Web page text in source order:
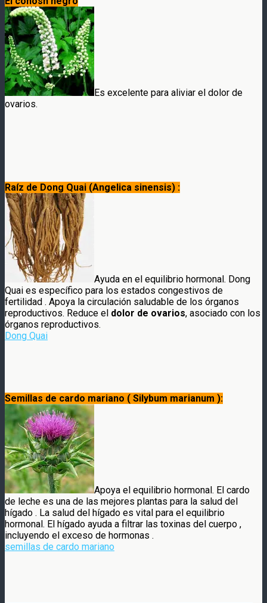
Es excelente para aliviar el dolor de
ovarios.
Raíz de Dong Quai (Angelica sinensis) :
Ayuda en el equilibrio hormonal. Dong
Quai es específico para los estados congestivos de
fertilidad . Apoya la circulación saludable de los órganos
reproductivos. Reduce el dolor de ovarios, asociado con los
órganos reproductivos.
Dong Quai
Semillas de cardo mariano ( Silybum marianum ):
Apoya el equilibrio hormonal. El cardo
de leche es una de las mejores plantas para la salud del
hígado . La salud del hígado es vital para el equilibrio
hormonal. El hígado ayuda a filtrar las toxinas del cuerpo ,
incluyendo el exceso de hormonas .
semillas de cardo mariano